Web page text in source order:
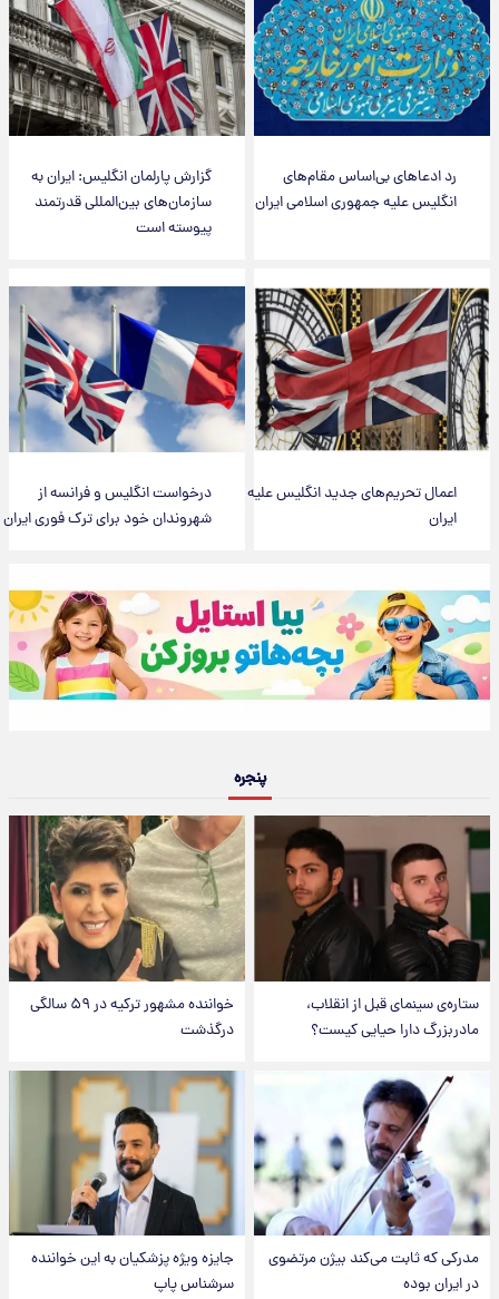
رد ادعاهای بی‌اساس مقام‌های
انگلیس علیه جمهوری اسلامی ایران
گزارش پارلمان انگلیس: ایران به
سازمان‌های بین‌المللی قدرتمند
پیوسته است
اعمال تحریم‌های جدید انگلیس علیه
ایران
درخواست انگلیس و فرانسه از
شهروندان خود برای ترک فوری ایران
پنجره
ستاره‌ی سینمای قبل از انقلاب،
مادربزرگ دارا حیایی کیست؟
خواننده مشهور ترکیه در ۵۹ سالگی
درگذشت
مدرکی که ثابت می‌کند بیژن مرتضوی
در ایران بوده
جایزه ویژه پزشکیان به این خواننده
سرشناس پاپ